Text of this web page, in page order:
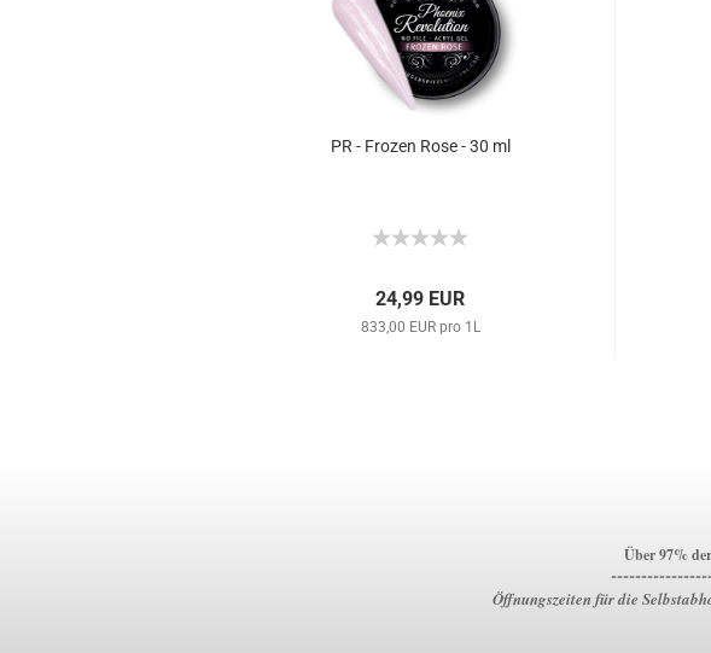
PR - Frozen Rose - 30 ml
24,99 EUR
833,00 EUR pro 1L
Über 97%
Öffnungszeiten für die